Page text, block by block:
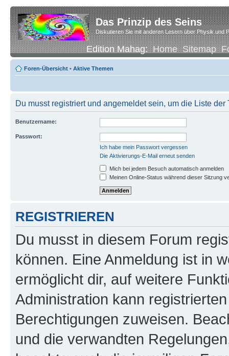
Das Prinzip des Seins
Diskutieren Sie mit anderen Lesern über Physik und
Edition Mahag:Home Sitemap
Foren-Übersicht • Aktive Themen
Du musst registriert und angemeldet sein, um die Liste
Benutzername:
Passwort:
Ich habe mein Passwort vergessen
Die Aktivierungs-E-Mail erneut senden
Mich bei jedem Besuch automatisch anmelden
Meinen Online-Status während dieser Sitzung
REGISTRIEREN
Du musst in diesem Forum
können. Eine Anmeldung ist in
ermöglicht dir, auf weitere
Administration kann
Berechtigungen zuweisen.
und die verwandten